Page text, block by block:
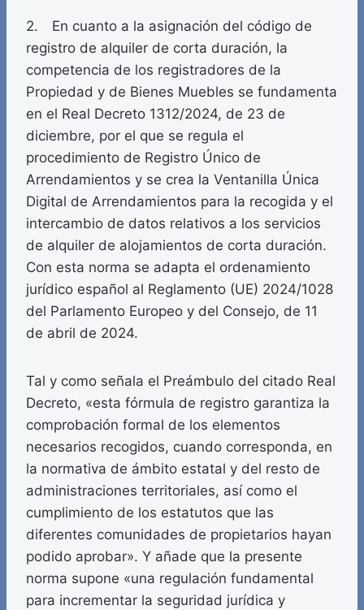
2. En cuanto a la asignación del código de
registro de alquiler de corta duración, la
competencia de los registradores de la
Propiedad y de Bienes Muebles se fundamenta
en el Real Decreto 1312/2024, de 23 de
diciembre, por el que se regula el
procedimiento de Registro Único de
Arrendamientos y se crea la Ventanilla Única
Digital de Arrendamientos para la recogida y el
intercambio de datos relativos a los servicios
de alquiler de alojamientos de corta duración.
Con esta norma se adapta el ordenamiento
jurídico español al Reglamento (UE) 2024/1028
del Parlamento Europeo y del Consejo, de 11
de abril de 2024.
Tal y como señala el Preámbulo del citado Real
Decreto, «esta fórmula de registro garantiza la
comprobación formal de los elementos
necesarios recogidos, cuando corresponda, en
la normativa de ámbito estatal y del resto de
administraciones territoriales, así como el
cumplimiento de los estatutos que las
diferentes comunidades de propietarios hayan
podido aprobar». Y añade que la presente
norma supone «una regulación fundamental
para incrementar la seguridad jurídica y